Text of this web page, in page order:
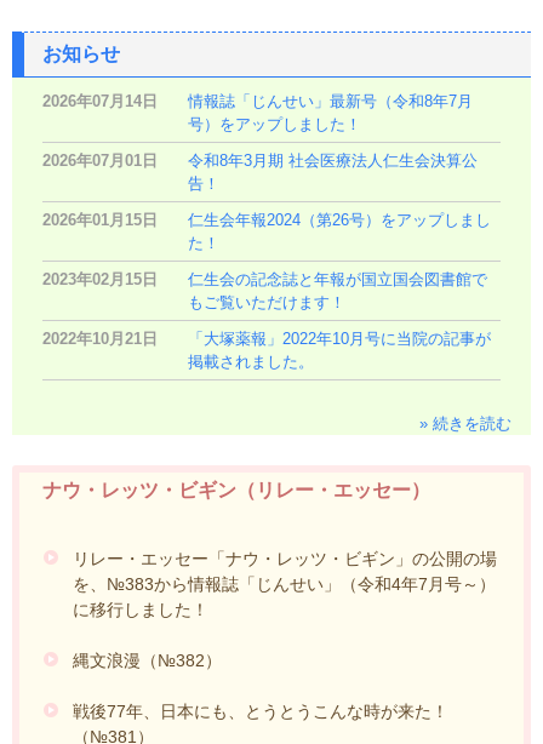
お知らせ
2026年07月14日
情報誌「じんせい」最新号（令和8年7月
号）をアップしました！
2026年07月01日
令和8年3月期 社会医療法人仁生会決算公
告！
2026年01月15日
仁生会年報2024（第26号）をアップしまし
た！
2023年02月15日
仁生会の記念誌と年報が国立国会図書館で
もご覧いただけます！
2022年10月21日
「大塚薬報」2022年10月号に当院の記事が
掲載されました。
» 続きを読む
ナウ・レッツ・ビギン（リレー・エッセー）
リレー・エッセー「ナウ・レッツ・ビギン」の公開の場
を、№383から情報誌「じんせい」（令和4年7月号～）
に移行しました！
縄文浪漫（№382）
戦後77年、日本にも、とうとうこんな時が来た！
（№381）